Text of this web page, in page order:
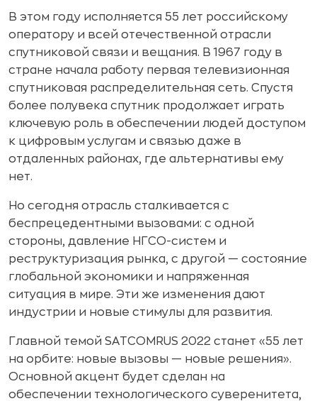
В этом году исполняется 55 лет российскому
оператору и всей отечественной отрасли
спутниковой связи и вещания. В 1967 году в
стране начала работу первая телевизионная
спутниковая распределительная сеть. Спустя
более полувека спутник продолжает играть
ключевую роль в обеспечении людей доступом
к цифровым услугам и связью даже в
отдаленных районах, где альтернативы ему
нет.
Но сегодня отрасль сталкивается с
беспрецедентными вызовами: с одной
стороны, давление НГСО-систем и
реструктуризация рынка, с другой — состояние
глобальной экономики и напряженная
ситуация в мире. Эти же изменения дают
индустрии и новые стимулы для развития.
Главной темой SATCOMRUS 2022 станет «55 лет
на орбите: новые вызовы — новые решения».
Основной акцент будет сделан на
обеспечении технологического суверенитета,